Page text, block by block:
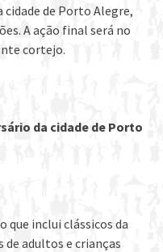
de Porto Alegre,
A ação final será no
cortejo.
da cidade de Porto
que inclui clássicos da
adultos e crianças